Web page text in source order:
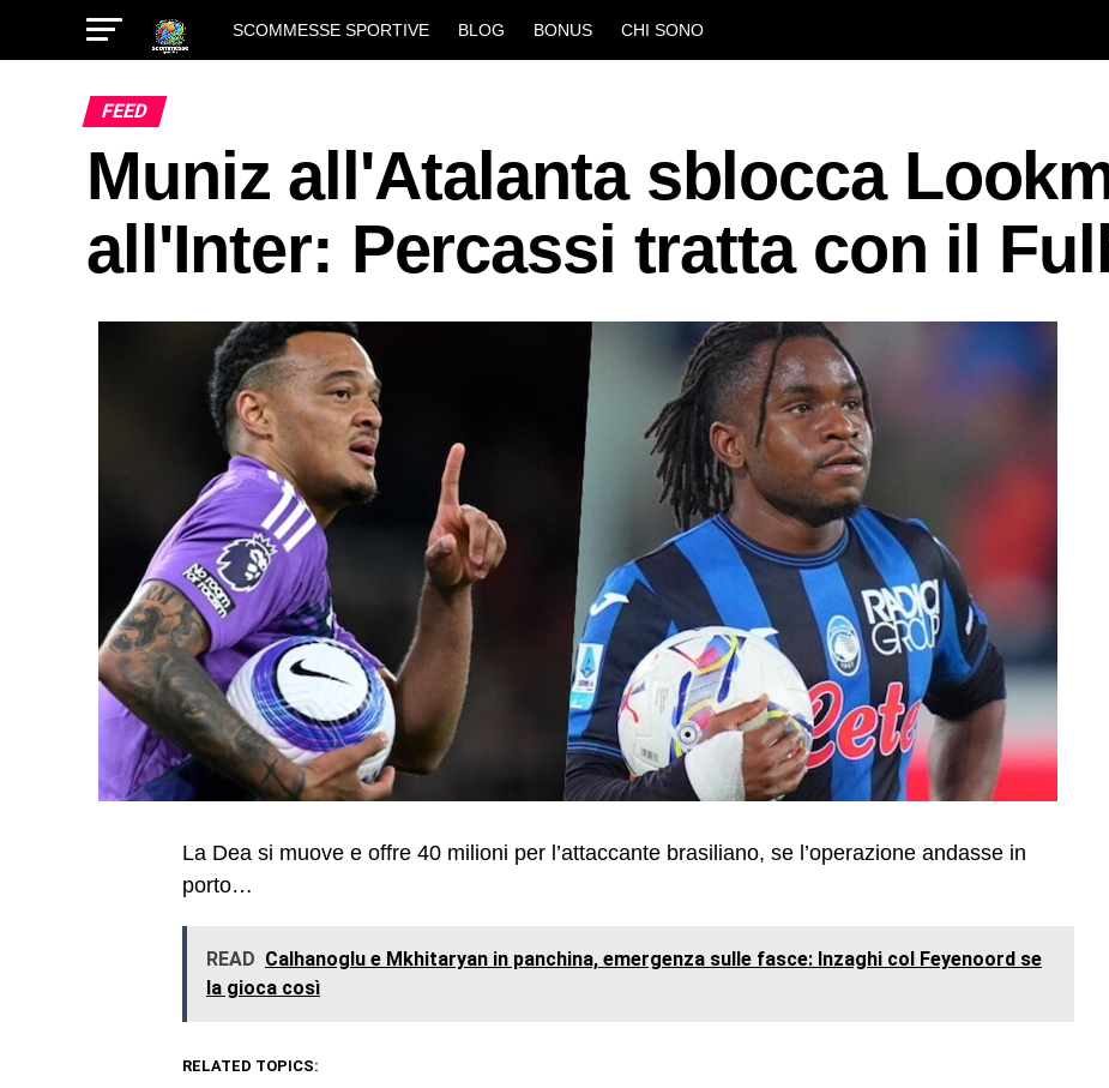
SCOMMESSE SPORTIVE BLOG BONUS CHI SONO
FEED
Muniz all'Atalanta sblocca
all'Inter: Percassi tratta con il
La Dea si muove e offre 40 milioni per l’attaccante brasiliano, se l’operazione andasse in
porto…
READ Calhanoglu e Mkhitaryan in panchina, emergenza sulle fasce: Inzaghi col Feyenoord se
la gioca così
RELATED TOPICS: